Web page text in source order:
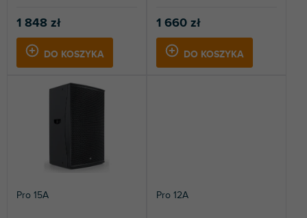
1 848 zł
DO KOSZYKA
1 660 zł
DO KOSZYKA
Pro 15A Pro 12A